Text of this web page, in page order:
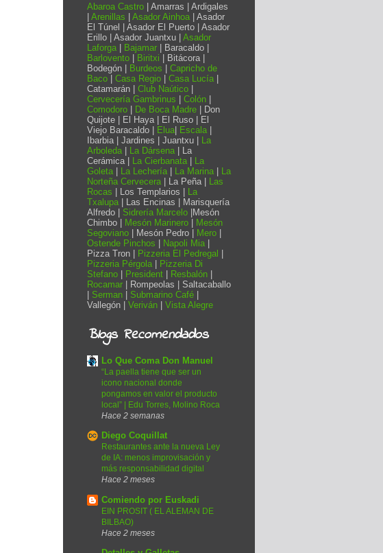
Abaroa Castro | Amarras | Ardigales
| Arenillas | Asador Ainhoa | Asador
El Túnel | Asador El Puerto | Asador
Erillo | Asador Juantxu | Asador
Laforga | Bajamar | Baracaldo |
Barlovento | Biritxi | Bitácora |
Bodegón | Burdeos | Capricho de
Baco | Casa Regio | Casa Lucía |
Catamarán | Club Naútico |
Cervecería Gambrinus | Colón |
Comodoro | De Boca Madre | Don
Quijote | El Haya | El Ruso | El
Viejo Baracaldo | Elua| Escala |
Ibarbia | Jardines | Juantxu | La
Arboleda | La Dársena | La
Cerámica | La Cierbanata | La
Goleta | La Lechería | La Marina | La
Norteña Cervecera | La Peña | Las
Rocas | Los Templarios | La
Txalupa | Las Encinas | Marisquería
Alfredo | Sidrería Marcelo |Mesón
Chimbo | Mesón Marinero | Mesón
Segoviano | Mesón Pedro | Mero |
Ostende Pinchos | Napoli Mia |
Pizza Tron | Pizzeria El Pedregal |
Pizzeria Pérgola | Pizzeria Di
Stefano | President | Resbalón |
Rocamar | Rompeolas | Saltacaballo
| Serman | Submarino Café |
Vallegón | Veriván | Vista Alegre
Blogs Recomendados
Lo Que Coma Don Manuel
“La paella tiene que ser un
icono nacional donde
pongamos en valor el producto
local” | Edu Torres, Molino Roca
Hace 2 semanas
Diego Coquillat
Restaurantes ante la nueva Ley
de IA: menos improvisación y
más responsabilidad digital
Hace 2 meses
Comiendo por Euskadi
EIN PROSIT ( EL ALEMAN DE
BILBAO)
Hace 2 meses